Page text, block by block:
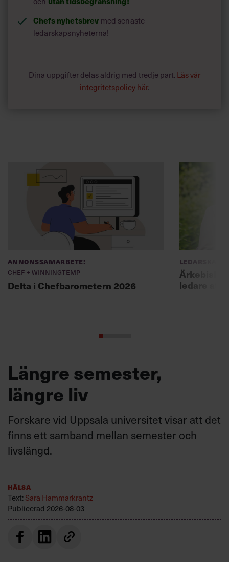
Chefs nyhetsbrev med senaste
ledarskapsnyheterna!
Dina uppgifter delas aldrig med tredje part. Läs vår
integritetspolicy här.
Annonssamarbete:
Chef + Winningtemp
Delta i Chefbarometern 2026
Ledarskap
ledare att
Längre semester,
längre liv
Forskare vid Uppsala universitet visar att det
finns ett samband mellan semester och
livslängd.
Hälsa
Text:Sara Hammarkrantz
Publicerad 2026-08-03